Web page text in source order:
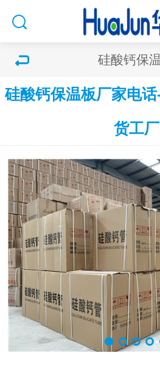
硅酸钙保
硅酸钙保温板厂家电
货工厂